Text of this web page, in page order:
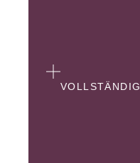
VOLLSTÄNDIG